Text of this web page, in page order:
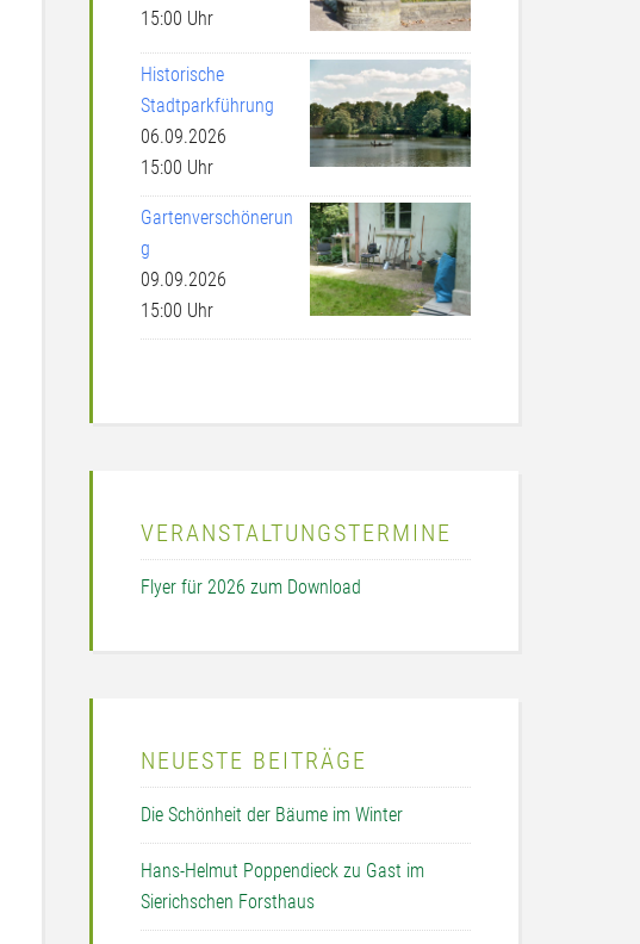
15:00 Uhr
Historische
Stadtparkführung
06.09.2026
15:00 Uhr
Gartenverschönerun
g
09.09.2026
15:00 Uhr
VERANSTALTUNGSTERMINE
Flyer für 2026 zum Download
NEUESTE BEITRÄGE
Die Schönheit der Bäume im Winter
Hans-Helmut Poppendieck zu Gast im
Sierichschen Forsthaus